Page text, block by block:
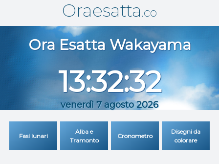
Oraesatta.co
Ora Esatta Wakayama
13:32:32
venerdì 7 agosto 2026
Fasi lunari
Alba e
Tramonto
Cronometro
Disegni da
colorare